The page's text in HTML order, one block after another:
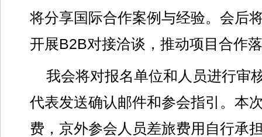
将分享国际合作案例与经验。会后
开展B2B对接洽谈，推动项目合作
我会将对报名单位和人员进行审
代表发送确认邮件和参会指引。本
费，京外参会人员差旅费用自行承